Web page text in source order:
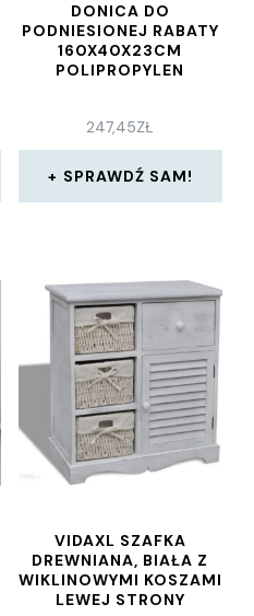
DONICA DO
PODNIESIONEJ RABATY
160X40X23CM
POLIPROPYLEN
247,45ZŁ
SPRAWDŹ SAM!
VIDAXL SZAFKA
DREWNIANA, BIAŁA Z
WIKLINOWYMI KOSZAMI
LEWEJ STRONY